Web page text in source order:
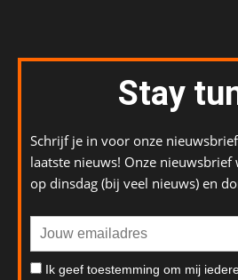
Stay
Schrijf je in voor onze
laatste nieuws! Onze
op dinsdag (bij veel nieuws) en
Ik geef toestemming om mij